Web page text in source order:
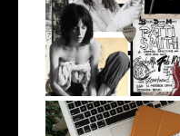
Branding Lessons
Smith